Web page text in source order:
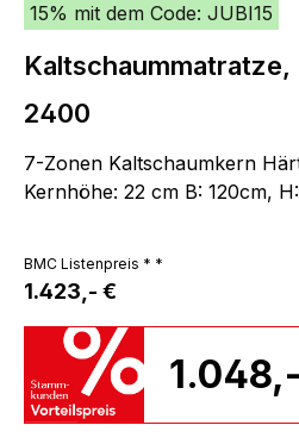
15% mit dem Code: JUBI15
2400
7-Zonen Kaltschaumkern
Kernhöhe: 22 cm B: 120cm,
BMC Listenpreis * *
1.423,- €